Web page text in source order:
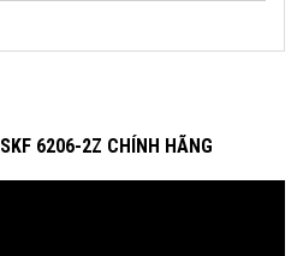
6206-2Z CHÍNH HÃNG